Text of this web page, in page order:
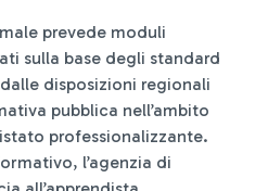
prevede moduli
sulla base degli standard
disposizioni regionali
pubblica nell’ambito
professionalizzante.
l’agenzia di